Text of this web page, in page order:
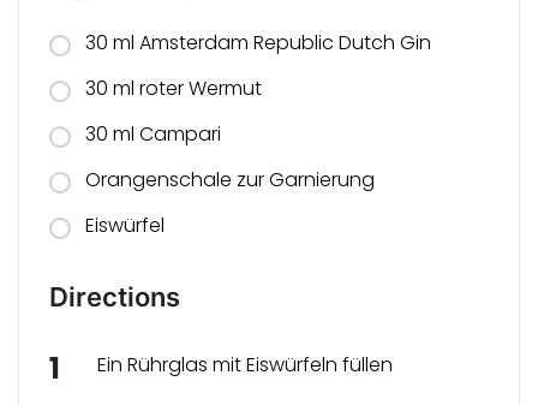
30 ml Amsterdam Republic Dutch Gin
30 ml roter Wermut
30 ml Campari
Orangenschale zur Garnierung
Eiswürfel
Directions
Ein Rührglas mit Eiswürfeln füllen